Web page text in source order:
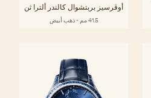
أوڤرسيز بربتشوال كالندر ألترا ثن
41.5 مم - ذهب أبيض